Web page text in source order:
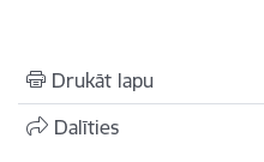
Drukāt lapu
Dalīties